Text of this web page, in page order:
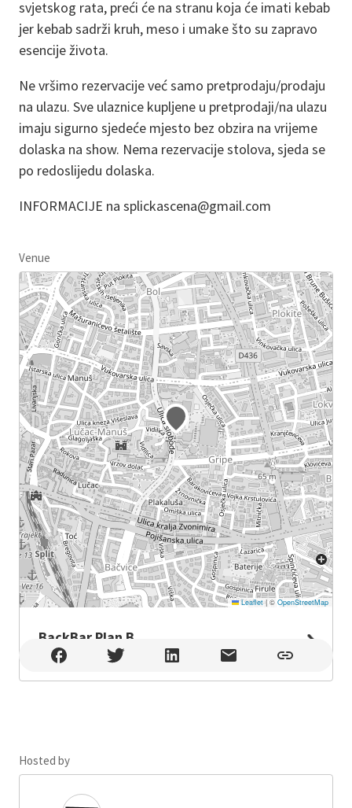
svjetskog rata, preći će na stranu koja će imati kebab
jer kebab sadrži kruh, meso i umake što su zapravo
esencije života.
Ne vršimo rezervacije već samo pretprodaju/prodaju
na ulazu. Sve ulaznice kupljene u pretprodaji/na ulazu
imaju sigurno sjedeće mjesto bez obzira na vrijeme
dolaska na show. Nema rezervacije stolova, sjeda se
po redoslijedu dolaska.
INFORMACIJE na splickascena@gmail.com
Venue
Leaflet |© OpenStreetMap
BackBar Plan B
BackBar Plan B , Split
Hosted by